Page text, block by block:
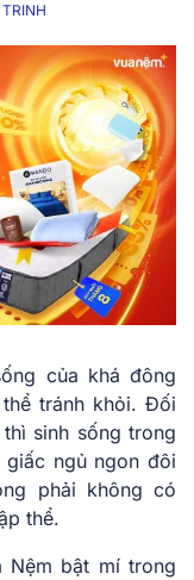
của khá đông
tránh khỏi. Đối
sinh sống trong
ngủ ngon đôi
phải không có
thể.
Nệm bật mí trong